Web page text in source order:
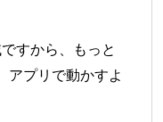
すから、もっと
アプリで動かすよ